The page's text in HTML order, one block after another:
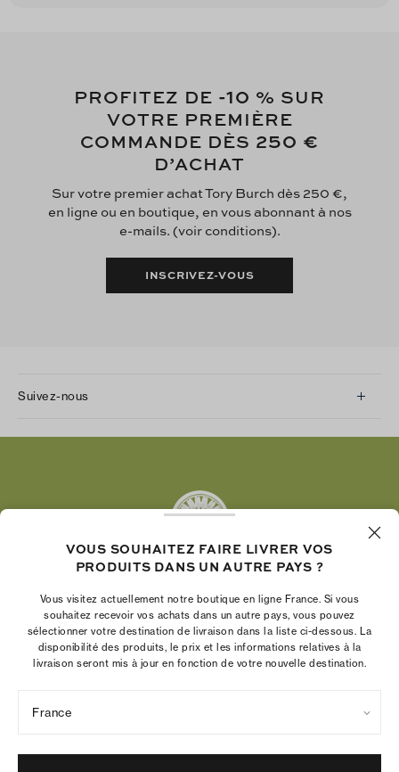
PROFITEZ DE -10 % SUR
VOTRE PREMIÈRE
COMMANDE DÈS 250 €
D’ACHAT
Sur votre premier achat Tory Burch dès 250 €,
en ligne ou en boutique, en vous abonnant à nos
e-mails. (voir conditions).
INSCRIVEZ-VOUS
Suivez-nous
Pinterest
La Fondation Tory Burch renforce le pouvoir
économique des femmes en aidant les
entrepreneures à créer des entreprises pérennes
Paramètres des cookies
Mentions légales Plan du site
VOUS SOUHAITEZ FAIRE LIVRER VOS
PRODUITS DANS UN AUTRE PAYS ?
Vous visitez actuellement notre boutique en ligne France. Si vous
souhaitez recevoir vos achats dans un autre pays, vous pouvez
sélectionner votre destination de livraison dans la liste ci-dessous. La
disponibilité des produits, le prix et les informations relatives à la
livraison seront mis à jour en fonction de votre nouvelle destination.
France